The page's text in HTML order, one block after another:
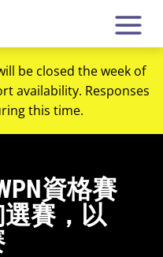
be closed the week of
availability. Responses
this time.
資格賽
賽，以